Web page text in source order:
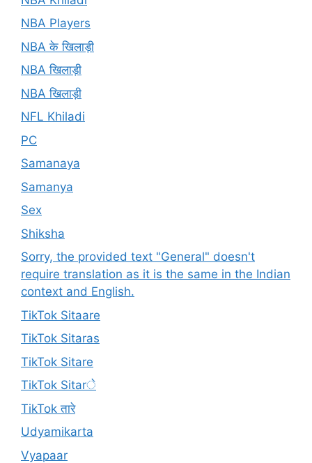
NBA Players
NBA के खिलाड़ी
NBA खिलाड़ी
NBA खिलाड़ी
NFL Khiladi
PC
Samanaya
Samanya
Sex
Shiksha
Sorry, the provided text "General" doesn't
require translation as it is the same in the Indian
context and English.
TikTok Sitaare
TikTok Sitaras
TikTok Sitare
TikTok Sitarे
TikTok तारे
Udyamikarta
Vyapaar